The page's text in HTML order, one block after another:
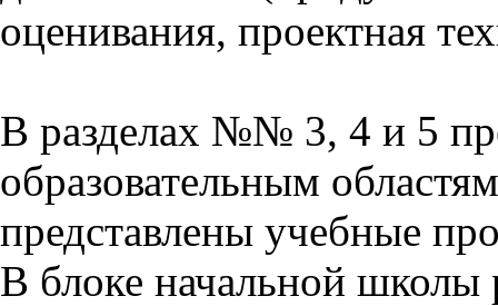
оценивания, проектная
В разделах №№ 3, 4 и 5
образовательным
представлены учебные
В блоке начальной школы